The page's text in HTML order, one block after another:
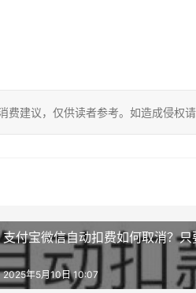
建议，仅供读者参考。如造成侵权请
支付宝微信自动扣费如何取消？
2025年5月10日 10:07